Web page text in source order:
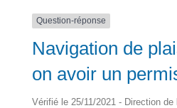
Question-réponse
Navigation de
on avoir un
Vérifié le 25/11/2021 - Direction